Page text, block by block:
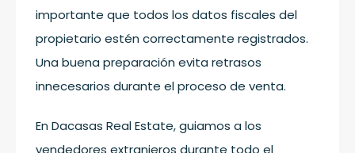
importante que todos los datos fiscales del
propietario estén correctamente registrados.
Una buena preparación evita retrasos
innecesarios durante el proceso de venta.
En Dacasas Real Estate, guiamos a los
vendedores extranjeros durante todo el